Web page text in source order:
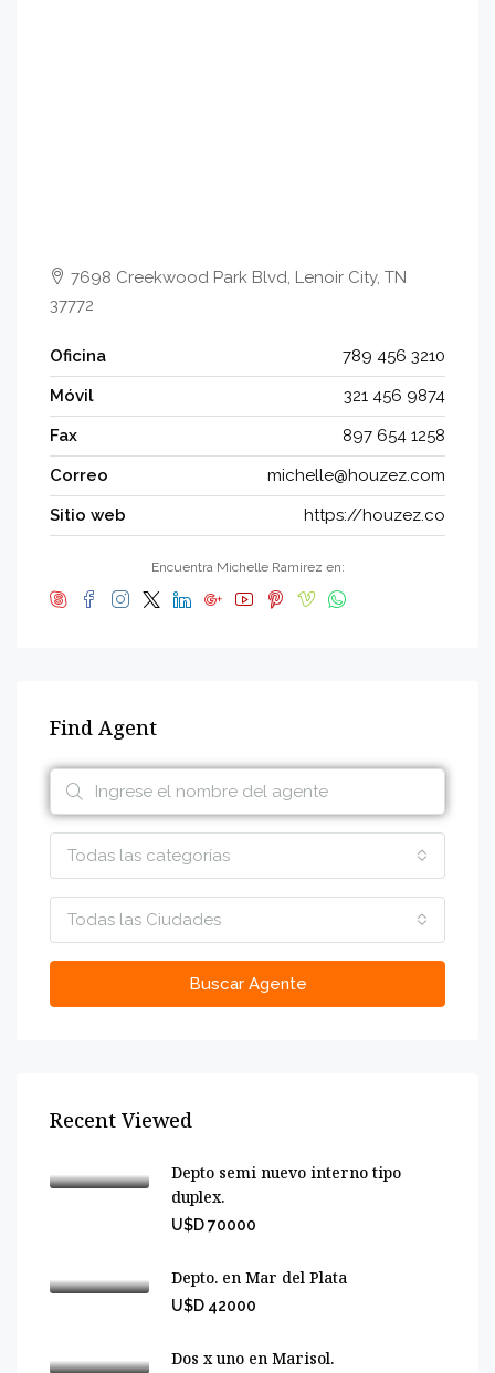
7698 Creekwood Park Blvd, Lenoir City, TN
37772
Oficina
789 456 3210
Móvil
321 456 9874
Fax
897 654 1258
Correo
michelle@houzez.com
Sitio web
https://houzez.co
Encuentra Michelle Ramirez en:
Find Agent
Todas las categorías
Todas las Ciudades
Buscar Agente
Recent Viewed
Depto semi nuevo interno tipo
duplex.
U$D 70000
Depto. en Mar del Plata
U$D 42000
Dos x uno en Marisol.